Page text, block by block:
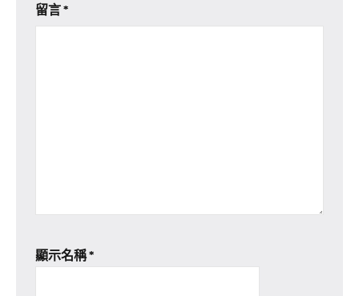
留言*
顯示名稱*